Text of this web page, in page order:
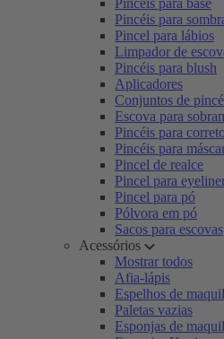
Pincéis para base
Pincéis para
Pincel para lábios
Limpador de
Pincéis para blush
Aplicadores
Conjuntos de
Escova para
Pincéis para
Pincéis para
Pincel de realce
Pincel para
Pincel para pó
Pólvora em pó
Sacos para escovas
Acessórios
Mostrar todos
Afia-lápis
Espelhos de
Paletas vazias
Esponjas de